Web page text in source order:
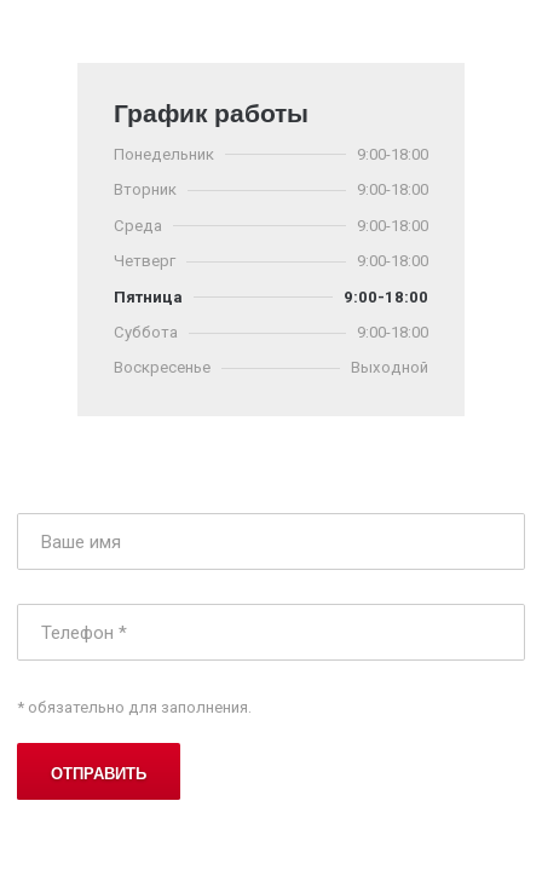
График работы
Понедельник
9:00-18:00
Вторник
9:00-18:00
Среда
9:00-18:00
Четверг
9:00-18:00
Пятница
9:00-18:00
Суббота
9:00-18:00
Воскресенье
Выходной
* обязательно для заполнения.